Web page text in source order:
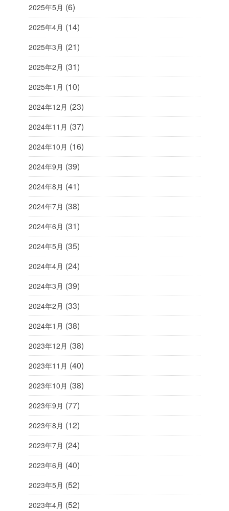
2025年5月 (6)
2025年4月 (14)
2025年3月 (21)
2025年2月 (31)
2025年1月 (10)
2024年12月 (23)
2024年11月 (37)
2024年10月 (16)
2024年9月 (39)
2024年8月 (41)
2024年7月 (38)
2024年6月 (31)
2024年5月 (35)
2024年4月 (24)
2024年3月 (39)
2024年2月 (33)
2024年1月 (38)
2023年12月 (38)
2023年11月 (40)
2023年10月 (38)
2023年9月 (77)
2023年8月 (12)
2023年7月 (24)
2023年6月 (40)
2023年5月 (52)
2023年4月 (52)